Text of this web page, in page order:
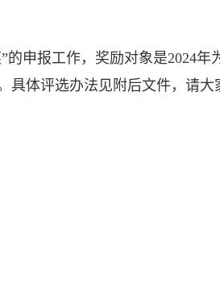
的申报工作，奖励对象是2024
体评选办法见附后文件，请大